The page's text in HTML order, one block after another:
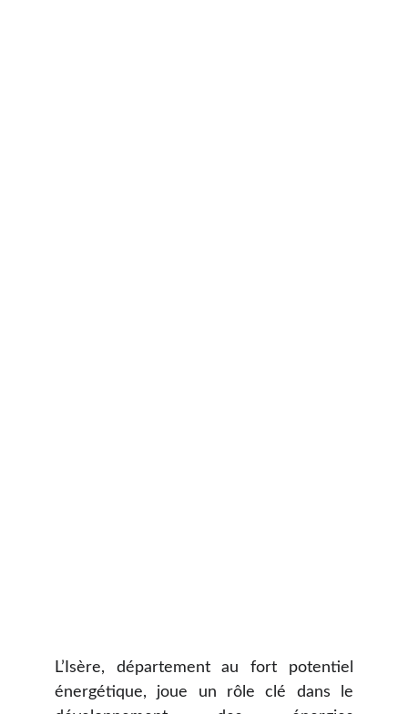
L’Isère, département au fort potentiel
énergétique, joue un rôle clé dans le